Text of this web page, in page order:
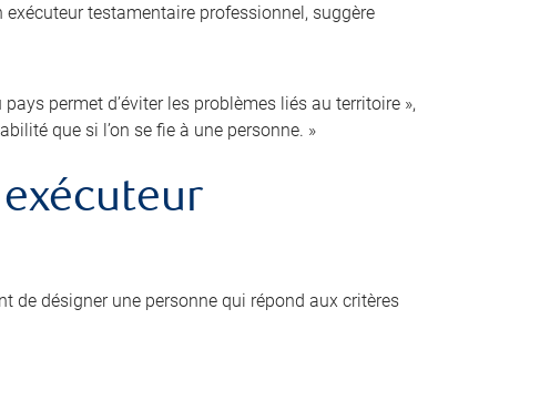
exécuteur testamentaire professionnel, suggère
permet d’éviter les problèmes liés au territoire »,
que si l’on se fie à une personne. »
de désigner une personne qui répond aux critères